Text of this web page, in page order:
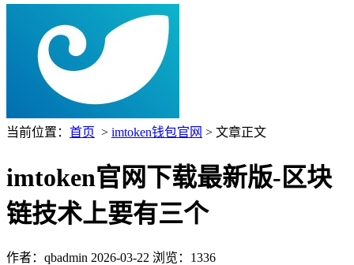
当前位置： 首页 > imtoken钱包官网 > 文章正文
imtoken官网下载最新版-区块
链技术上要有三个
作者：qbadmin 2026-03-22 浏览：1336